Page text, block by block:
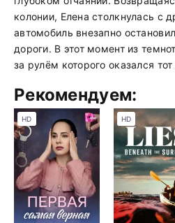
колонии, Елена столкнулась с
автомобиль внезапно
дороги. В этот момент из
за рулём которого оказался
Рекомендуем:
HD HD